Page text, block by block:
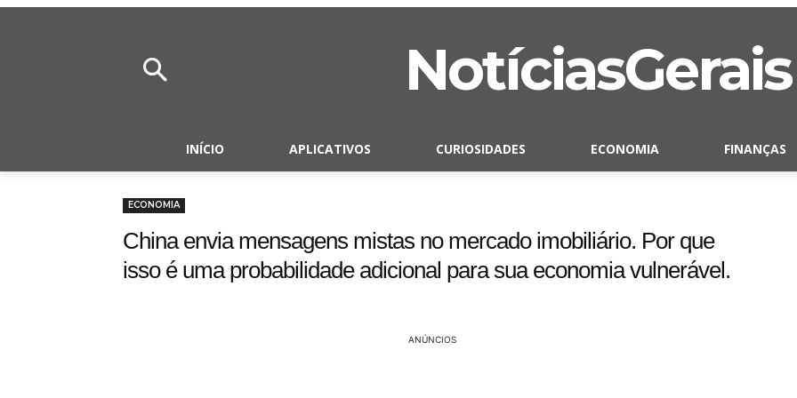
NotíciasGerais
INÍCIO APLICATIVOS CURIOSIDADES ECONOMIA FINANÇAS
ECONOMIA
China envia mensagens mistas no mercado imobiliário. Por que
isso é uma probabilidade adicional para sua economia vulnerável.
ANÚNCIOS